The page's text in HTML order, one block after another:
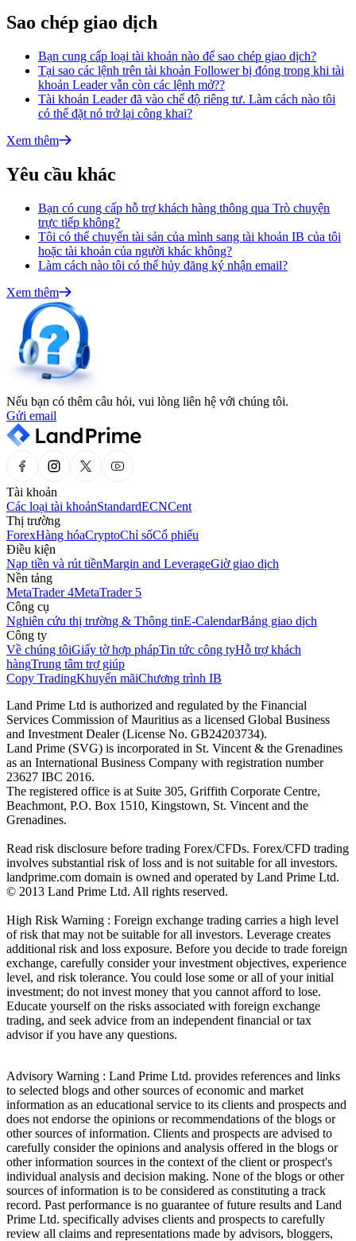
Sao chép giao dịch
Bạn cung cấp loại tài khoản nào để sao chép giao dịch?
Tại sao các lệnh trên tài khoản Follower bị đóng trong khi tài
khoản Leader vẫn còn các lệnh mở??
Tài khoản Leader đã vào chế độ riêng tư. Làm cách nào tôi
có thể đặt nó trở lại công khai?
Xem thêm
Yêu cầu khác
Bạn có cung cấp hỗ trợ khách hàng thông qua Trò chuyện
trực tiếp không?
Tôi có thể chuyển tài sản của mình sang tài khoản IB của tôi
hoặc tài khoản của người khác không?
Làm cách nào tôi có thể hủy đăng ký nhận email?
Xem thêm
Nếu bạn có thêm câu hỏi, vui lòng liên hệ với chúng tôi.
Gửi email
Tài khoản
Các loại tài khoảnStandardECNCent
Thị trường
ForexHàng hóaCryptoChỉ sốCổ phiếu
Điều kiện
Nạp tiền và rút tiềnMargin and LeverageGiờ giao dịch
Nền tảng
MetaTrader 4MetaTrader 5
Công cụ
Nghiên cứu thị trường & Thông tinE-CalendarBảng giao dịch
Công ty
Về chúng tôiGiấy tờ hợp phápTin tức công tyHỗ trợ khách
hàngTrung tâm trợ giúp
Copy TradingKhuyến mãiChương trình IB
Land Prime Ltd is authorized and regulated by the Financial
Services Commission of Mauritius as a licensed Global Business
and Investment Dealer (License No. GB24203734).
Land Prime (SVG) is incorporated in St. Vincent & the Grenadines
as an International Business Company with registration number
23627 IBC 2016.
The registered office is at Suite 305, Griffith Corporate Centre,
Beachmont, P.O. Box 1510, Kingstown, St. Vincent and the
Grenadines.
Read risk disclosure before trading Forex/CFDs. Forex/CFD trading
involves substantial risk of loss and is not suitable for all investors.
landprime.com domain is owned and operated by Land Prime Ltd.
© 2013 Land Prime Ltd. All rights reserved.
High Risk Warning : Foreign exchange trading carries a high level
of risk that may not be suitable for all investors. Leverage creates
additional risk and loss exposure. Before you decide to trade foreign
exchange, carefully consider your investment objectives, experience
level, and risk tolerance. You could lose some or all of your initial
investment; do not invest money that you cannot afford to lose.
Educate yourself on the risks associated with foreign exchange
trading, and seek advice from an independent financial or tax
advisor if you have any questions.
Advisory Warning : Land Prime Ltd. provides references and links
to selected blogs and other sources of economic and market
information as an educational service to its clients and prospects and
does not endorse the opinions or recommendations of the blogs or
other sources of information. Clients and prospects are advised to
carefully consider the opinions and analysis offered in the blogs or
other information sources in the context of the client or prospect's
individual analysis and decision making. None of the blogs or other
sources of information is to be considered as constituting a track
record. Past performance is no guarantee of future results and Land
Prime Ltd. specifically advises clients and prospects to carefully
review all claims and representations made by advisors, bloggers,